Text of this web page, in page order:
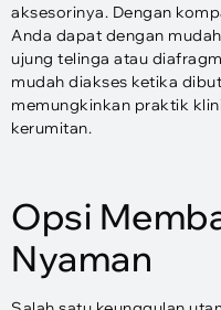
aksesorinya. Dengan
Anda dapat dengan
ujung telinga atau
mudah diakses ketika
memungkinkan praktik
kerumitan.
Opsi
Nyaman